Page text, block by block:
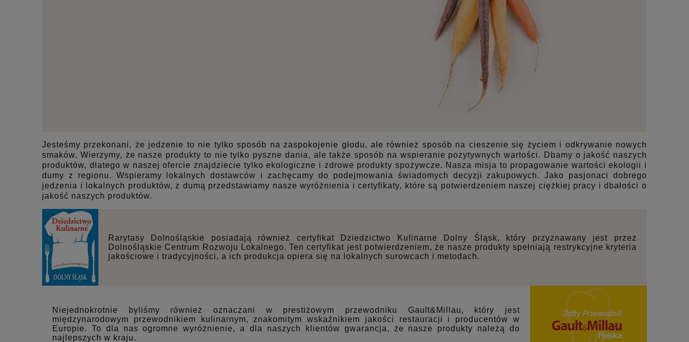
Jesteśmy przekonani, że jedzenie to nie tylko sposób na zaspokojenie głodu, ale również sposób na cieszenie się życiem i odkrywanie nowych
smaków. Wierzymy, że nasze produkty to nie tylko pyszne dania, ale także sposób na wspieranie pozytywnych wartości. Dbamy o jakość naszych
produktów, dlatego w naszej ofercie znajdziecie tylko ekologiczne i zdrowe produkty spożywcze. Nasza misja to propagowanie wartości ekologii i
dumy z regionu. Wspieramy lokalnych dostawców i zachęcamy do podejmowania świadomych decyzji zakupowych. Jako pasjonaci dobrego
jedzenia i lokalnych produktów, z dumą przedstawiamy nasze wyróżnienia i certyfikaty, które są potwierdzeniem naszej ciężkiej pracy i dbałości o
jakość naszych produktów.
Rarytasy Dolnośląskie posiadają również certyfikat Dziedzictwo Kulinarne Dolny Śląsk, który przyznawany jest przez
Dolnośląskie Centrum Rozwoju Lokalnego. Ten certyfikat jest potwierdzeniem, że nasze produkty spełniają restrykcyjne kryteria
jakościowe i tradycyjności, a ich produkcja opiera się na lokalnych surowcach i metodach.
Niejednokrotnie byliśmy również oznaczani w prestiżowym przewodniku Gault&Millau, który jest
międzynarodowym przewodnikiem kulinarnym, znakomitym wskaźnikiem jakości restauracji i producentów w
Europie. To dla nas ogromne wyróżnienie, a dla naszych klientów gwarancja, że nasze produkty należą do
najlepszych w kraju.